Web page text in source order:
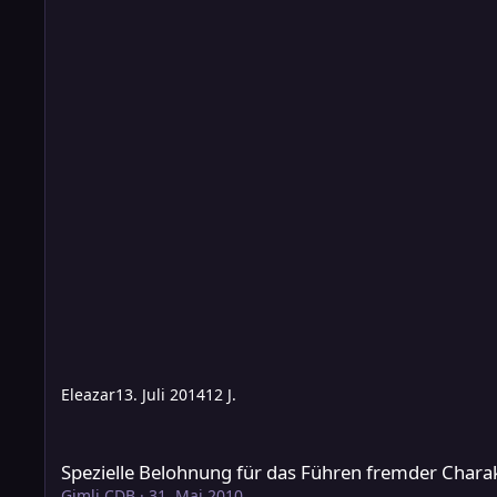
Eleazar13. Juli 201412 J.
Spezielle Belohnung für das Führen fremder